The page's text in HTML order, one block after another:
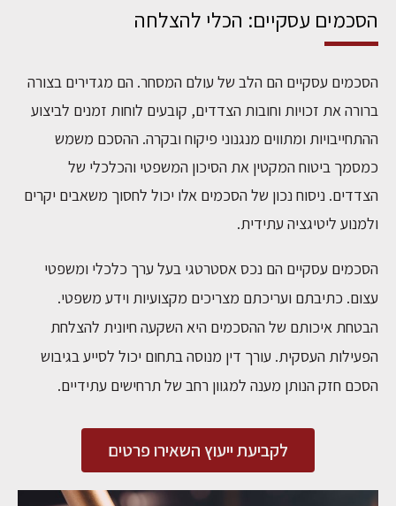
הסכמים עסקיים: הכלי להצלחה
הסכמים עסקיים הם הלב של עולם המסחר. הם מגדירים בצורה
ברורה את זכויות וחובות הצדדים, קובעים לוחות זמנים לביצוע
ההתחייבויות ומתווים מנגנוני פיקוח ובקרה. ההסכם משמש
כמסמך ביטוח המקטין את הסיכון המשפטי והכלכלי של
הצדדים. ניסוח נכון של הסכמים אלו יכול לחסוך משאבים יקרים
ולמנוע ליטיגציה עתידית.
הסכמים עסקיים הם נכס אסטרטגי בעל ערך כלכלי ומשפטי
עצום. כתיבתם ועריכתם מצריכים מקצועיות וידע משפטי.
הבטחת איכותם של ההסכמים היא השקעה חיונית להצלחת
הפעילות העסקית. עורך דין מנוסה בתחום יכול לסייע בגיבוש
הסכם חזק הנותן מענה למגוון רחב של תרחישים עתידיים.
לקביעת ייעוץ השאירו פרטים